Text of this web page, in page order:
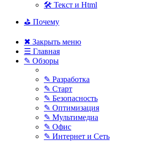
🛠 Текст и Html
⛳ Почему
✖ Закрыть меню
☰ Главная
✎ Обзоры
✎ Разработка
✎ Старт
✎ Безопасность
✎ Оптимизация
✎ Мультимедиа
✎ Офис
✎ Интернет и Сеть